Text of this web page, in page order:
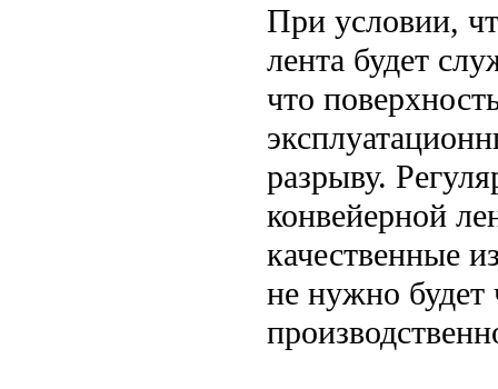
При условии,
лента будет
что
разрыву.
конвейерной
качественные
не нужно будет